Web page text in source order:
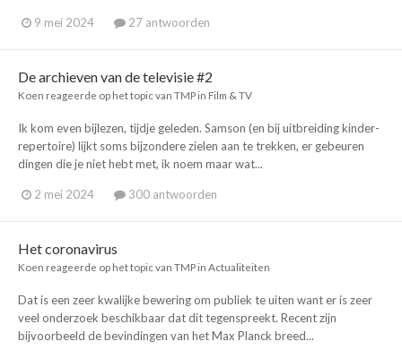
9 mei 2024 27 antwoorden
De archieven van de televisie #2
Koen reageerde op het topic van TMP in Film & TV
Ik kom even bijlezen, tijdje geleden. Samson (en bij uitbreiding kinder-
repertoire) lijkt soms bijzondere zielen aan te trekken, er gebeuren
dingen die je niet hebt met, ik noem maar wat...
2 mei 2024 300 antwoorden
Het coronavirus
Koen reageerde op het topic van TMP in Actualiteiten
Dat is een zeer kwalijke bewering om publiek te uiten want er is zeer
veel onderzoek beschikbaar dat dit tegenspreekt. Recent zijn
bijvoorbeeld de bevindingen van het Max Planck breed...